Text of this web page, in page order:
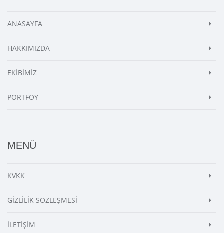
ANASAYFA
HAKKIMIZDA
EKİBİMİZ
PORTFÖY
MENÜ
KVKK
GİZLİLİK SÖZLEŞMESİ
İLETİŞİM